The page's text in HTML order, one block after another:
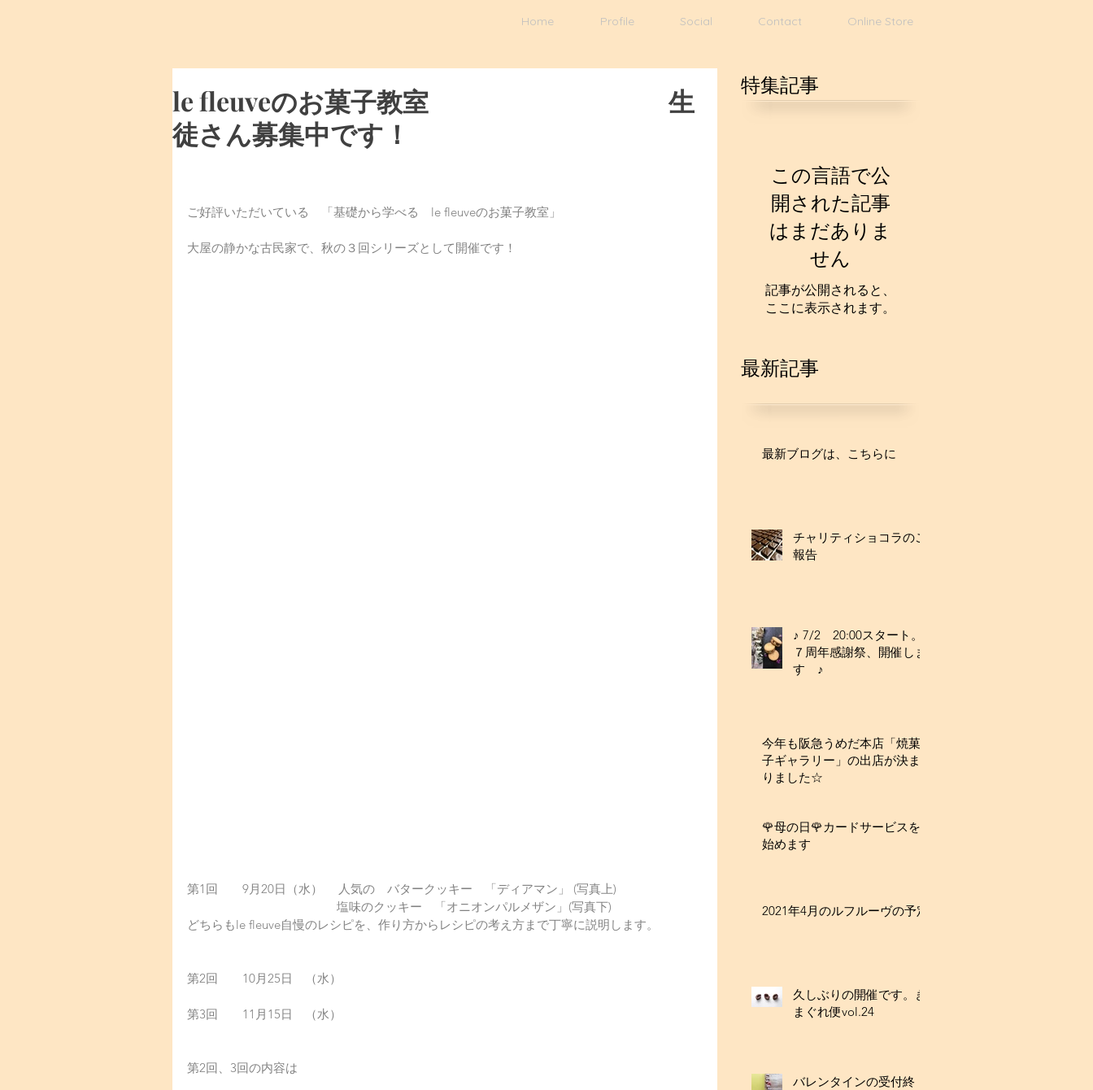
Home Profile Social Contact Online Store
le fleuveのお菓子教室 生
徒さん募集中です！
ご好評いただいている　「基礎から学べる　le fleuveのお菓子教室」
大屋の静かな古民家で、秋の３回シリーズとして開催です！
第1回　　9月20日（水） 　人気の　バタークッキー　「ディアマン」 (写真上)
塩味のクッキー　「オニオンパルメザン」(写真下)
どちらもle fleuve自慢のレシピを、作り方からレシピの考え方まで丁寧に説明します。
第2回　　10月25日　（水）
第3回　　11月15日　（水）
第2回、3回の内容は
特集記事
この言語で公
開された記事
はまだありま
せん
記事が公開されると、
ここに表示されます。
最新記事
最新ブログは、こちらに
チャリティショコラのご
報告
♪ 7/2 20:00スタート。
７周年感謝祭、開催しま
す ♪
今年も阪急うめだ本店「焼菓
子ギャラリー」の出店が決ま
りました☆
🌹母の日🌹カードサービスを
始めます
2021年4月のルフルーヴの予定
久しぶりの開催です。き
まぐれ便vol.24
バレンタインの受付終